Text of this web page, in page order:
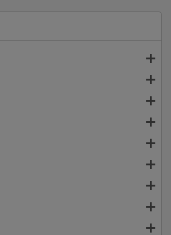








